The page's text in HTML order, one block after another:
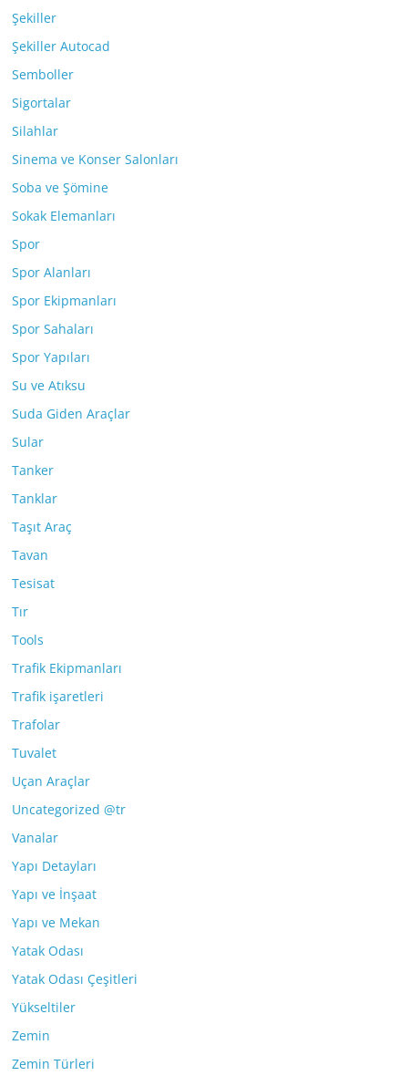
Şekiller
Şekiller Autocad
Semboller
Sigortalar
Silahlar
Sinema ve Konser Salonları
Soba ve Şömine
Sokak Elemanları
Spor
Spor Alanları
Spor Ekipmanları
Spor Sahaları
Spor Yapıları
Su ve Atıksu
Suda Giden Araçlar
Sular
Tanker
Tanklar
Taşıt Araç
Tavan
Tesisat
Tır
Tools
Trafik Ekipmanları
Trafik işaretleri
Trafolar
Tuvalet
Uçan Araçlar
Uncategorized @tr
Vanalar
Yapı Detayları
Yapı ve İnşaat
Yapı ve Mekan
Yatak Odası
Yatak Odası Çeşitleri
Yükseltiler
Zemin
Zemin Türleri